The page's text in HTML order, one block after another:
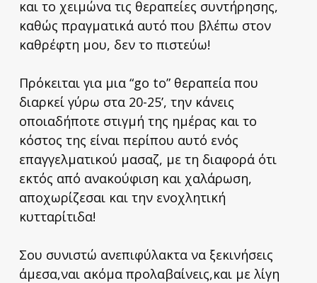
και το χειμώνα τις θεραπείες συντήρησης,
καθώς πραγματικά αυτό που βλέπω στον
καθρέφτη μου, δεν το πιστεύω!
Πρόκειται για μια “go to” θεραπεία που
διαρκεί γύρω στα 20-25’, την κάνεις
οποιαδήποτε στιγμή της ημέρας και το
κόστος της είναι περίπου αυτό ενός
επαγγελματικού μασαζ, με τη διαφορά ότι
εκτός από ανακούφιση και χαλάρωση,
αποχωρίζεσαι και την ενοχλητική
κυτταρίτιδα!
Σου συνιστώ ανεπιφύλακτα να ξεκινήσεις
άμεσα,ναι ακόμα προλαβαίνεις,και με λίγη